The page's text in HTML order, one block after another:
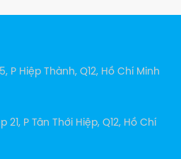
P Hiệp Thành, Q12, Hồ Chí Minh
21, P Tân Thới Hiệp, Q12, Hồ Chí